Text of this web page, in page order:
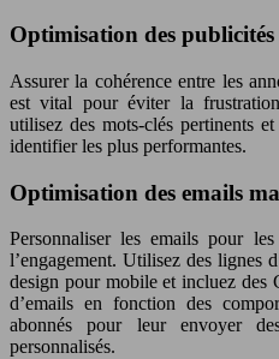
Optimisation des publicités
Assurer la cohérence entre les
est vital pour éviter la
utilisez des mots-clés pertinents
identifier les plus performantes.
Optimisation des emails
Personnaliser les emails pour les
l’engagement. Utilisez des lignes
design pour mobile et incluez des
d’emails en fonction des
abonnés pour leur envoyer
personnalisés.